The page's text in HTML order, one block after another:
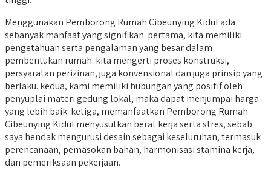
Menggunakan Pemborong Rumah Cibeunying Kidul ada
sebanyak manfaat yang signifikan. pertama, kita memiliki
pengetahuan serta pengalaman yang besar dalam
pembentukan rumah. kita mengerti proses konstruksi,
persyaratan perizinan, juga konvensional dan juga prinsip yang
berlaku. kedua, kami memiliki hubungan yang positif oleh
penyuplai materi gedung lokal, maka dapat menjumpai harga
yang lebih baik. ketiga, memanfaatkan Pemborong Rumah
Cibeunying Kidul menyusutkan berat kerja serta stres, sebab
saya hendak mengurusi desain sebagai keseluruhan, termasuk
perencanaan, pemasokan bahan, harmonisasi stamina kerja,
dan pemeriksaan pekerjaan.